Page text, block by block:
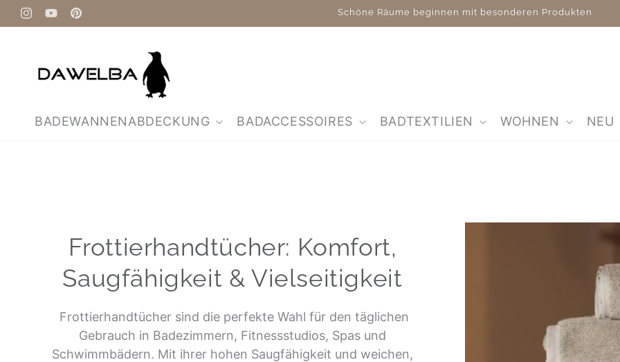
zum
Inhalt
InstagramYouTubePinterest
Schöne Räume beginnen mit besonderen Produkten
BADEWANNENABDECKUNG BADACCESSOIRES BADTEXTILIEN WOHNEN NEU
Frottierhandtücher: Komfort,
Saugfähigkeit & Vielseitigkeit
Frottierhandtücher sind die perfekte Wahl für den täglichen
Gebrauch in Badezimmern, Fitnessstudios, Spas und
Schwimmbädern. Mit ihrer hohen Saugfähigkeit und weichen,